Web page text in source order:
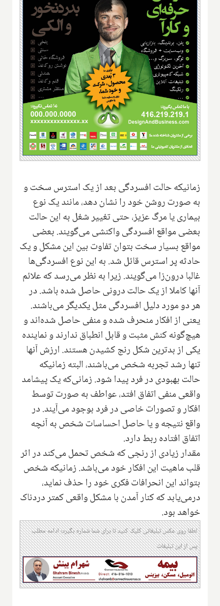
زمانیکه حالت افسردگی بعد از یک استرس سخت و
به صورت روشن خود را نشان دهد، مانند یک نوع
بیماری یا مرگ عزیز، حتی تغییر شغل به این حالت
بعضی مواقع افسردگی واکنشی می‌گویند. بعضی
مواقع بسیار سخت بتوان تفاوت بین این مشکل و یک
حادثه پر استرس قائل شد. به این نوع افسردگی‌ها
غالبا درون‌زا می‌گویند. زیرا به نظر می‌رسد که علائم
آنها کاملا از یک حالت درونی حاصل شده باشد. در
هر دو مورد دلیل افسردگی مثل یکدیگر می‌باشند.
یعنی از افکار منحرف شده و منفی حاصل شده‌اند و
هیچ‌گونه کنش مثبت و قابل انطباق ندارند و نماینده
یکی از بدترین شکل رنج کشیدن هستند. ارزش آنها
تنها رشد تجربه شخص می‌باشند، البته زمانیکه
حالت بهبودی در فرد پیدا شود. زمانی‌که یک پیشامد
واقعی منفی اتفاق افتد، عواطف به صورت توسط
افکار و تصورات خاصی در فرد بوجود می‌آیند. در
واقع نتیجه و یا حاصل احساسات شخص به آنچه
اتفاق افتاده ربط دارد.
مقدار زیادی از رنجی که شخص تحمل می‌کند در اثر
قلب ماهیت این افکار خود می‌باشد. زمانیکه شخص
بتواند این انحرافات فکری خود را حذف نماید،
درمی‌یابد که کنار آمدن با مشکل واقعی کمتر دردناک
خواهد بود.
لطفا روی عکس تبلیغاتی کلیک کنید تا برای شما شماره بگیرد؛ ادامه مطلب
پس از این تبلیغات